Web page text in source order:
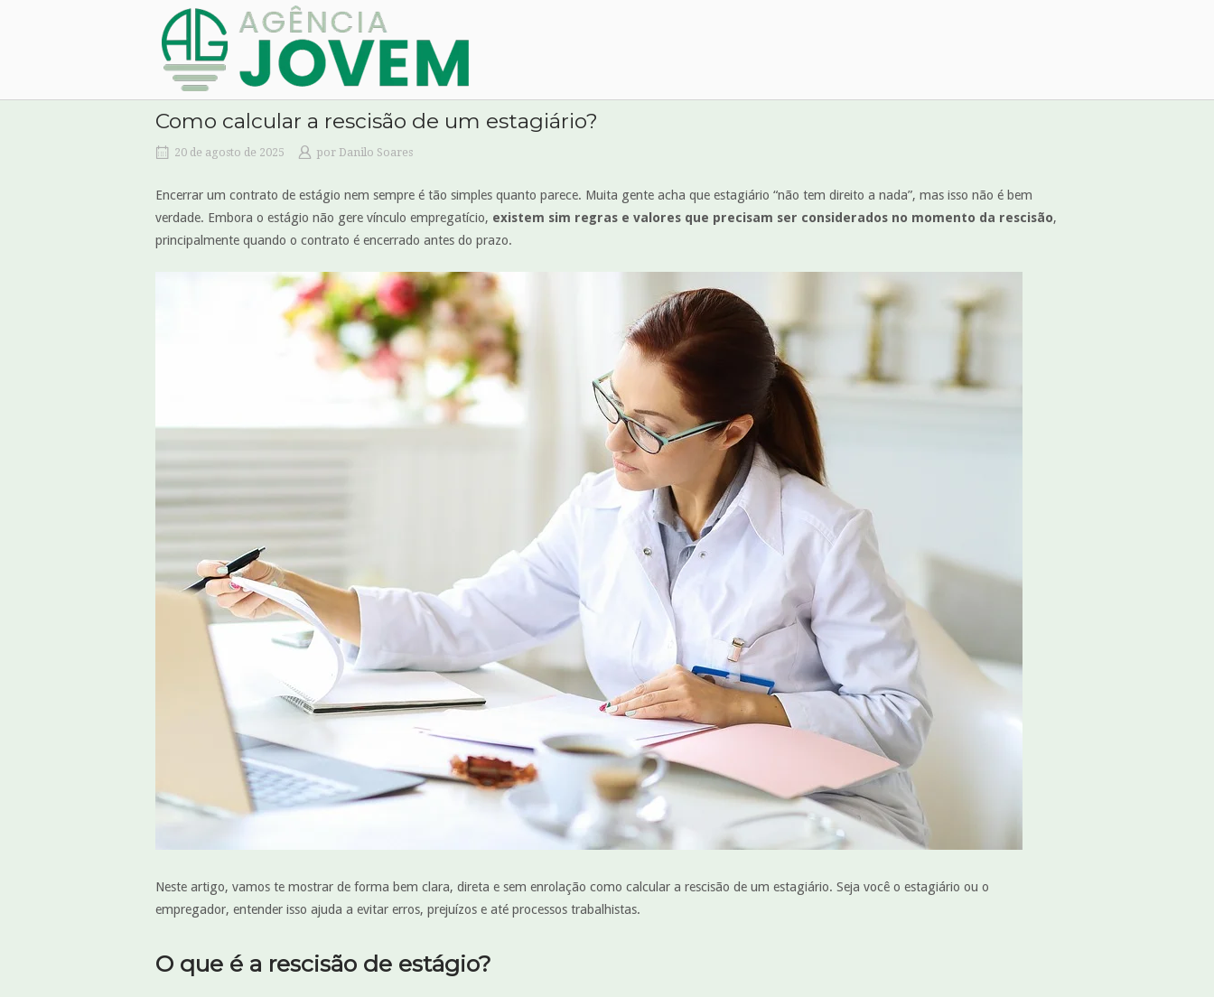
Home
Como calcular a rescisão de um estagiário?
20 de agosto de 2025 por Danilo Soares
Encerrar um contrato de estágio nem sempre é tão simples quanto parece. Muita gente acha que estagiário “não tem direito a nada”, mas isso não é bem
verdade. Embora o estágio não gere vínculo empregatício, existem sim regras e valores que precisam ser considerados no momento da rescisão,
principalmente quando o contrato é encerrado antes do prazo.
Neste artigo, vamos te mostrar de forma bem clara, direta e sem enrolação como calcular a rescisão de um estagiário. Seja você o estagiário ou o
empregador, entender isso ajuda a evitar erros, prejuízos e até processos trabalhistas.
O que é a rescisão de estágio?